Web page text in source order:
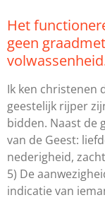
Het
geen
Ik ken christenen
geestelijk rijper
bidden. Naast de
van de Geest:
nederigheid,
5) De
indicatie van